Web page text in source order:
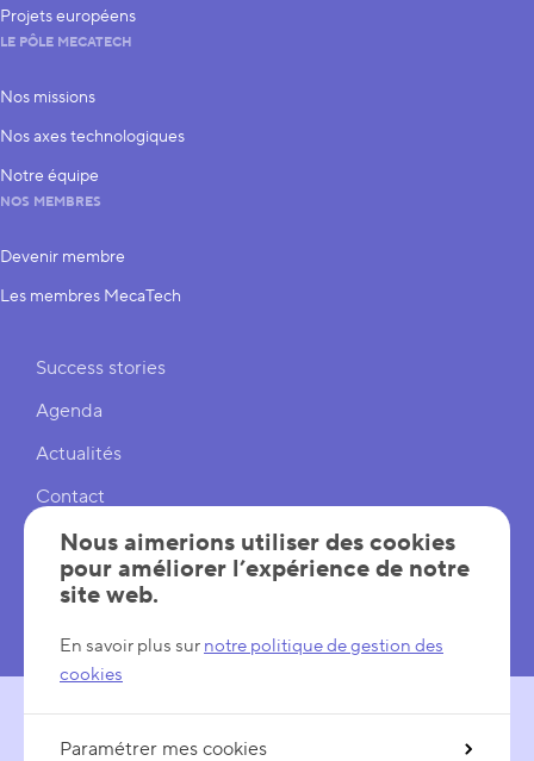
Projets européens
LE PÔLE MECATECH
Nos missions
Nos axes technologiques
Notre équipe
NOS MEMBRES
Devenir membre
Les membres MecaTech
Liens rapides
Success stories
Agenda
Actualités
Contact
Cookies
Réglages cookies
SUIVEZ-NOUS
Nous aimerions utiliser des cookies
pour améliorer l’expérience de notre
site web.
En savoir plus sur notre politique de gestion des
cookies
Paramétrer mes cookies